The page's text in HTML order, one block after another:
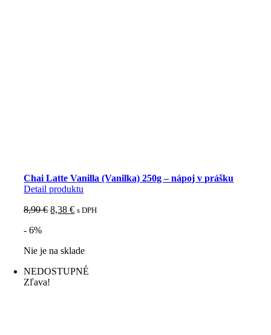
Chai Latte Vanilla (Vanilka) 250g – nápoj v prášku
Detail produktu
8,90€ Pôvodná
8,38€Aktuálna
s DPH
- 6%
Nie je na sklade
NEDOSTUPNÉ
Zľava!